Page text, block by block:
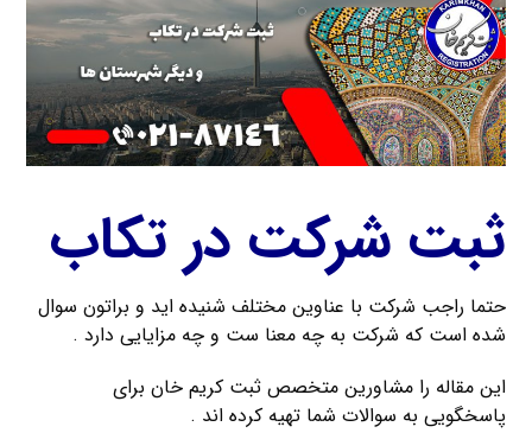
ثبت شرکت در تكاب
حتما راجب شرکت با عناوین مختلف شنیده اید و براتون سوال
شده است که شرکت به چه معنا ست و چه مزایایی دارد .
این مقاله را مشاورین متخصص ثبت کریم خان برای
پاسخگویی به سوالات شما تهیه کرده اند .